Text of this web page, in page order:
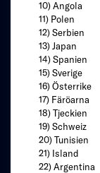
10) Angola
11) Polen
12) Serbien
13) Japan
14) Spanien
15) Sverige
16) Österrike
17) Färöarna
18) Tjeckien
19) Schweiz
20) Tunisien
21) Island
22) Argentina